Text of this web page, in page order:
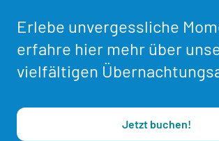
Erlebe unvergessliche
erfahre hier mehr über
vielfältigen
Jetzt buchen!